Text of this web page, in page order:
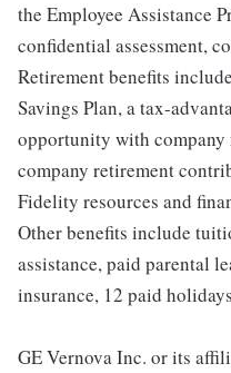
the Employee Assistance
confidential assessment,
Retirement benefits
Savings Plan, a tax-
opportunity with
company retirement
Fidelity resources and
Other benefits include
assistance, paid parental
insurance, 12 paid
GE Vernova Inc. or its